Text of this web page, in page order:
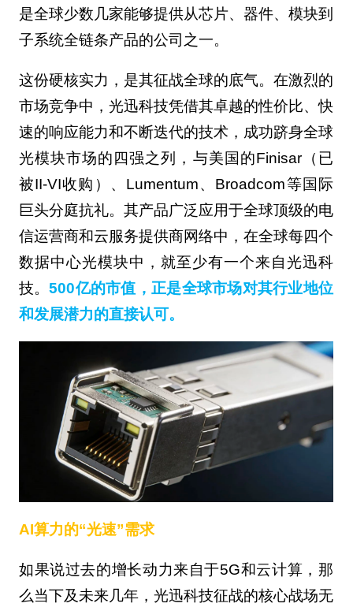
是全球少数几家能够提供从芯片、器件、模块到
子系统全链条产品的公司之一。
这份硬核实力，是其征战全球的底气。在激烈的
市场竞争中，光迅科技凭借其卓越的性价比、快
速的响应能力和不断迭代的技术，成功跻身全球
光模块市场的四强之列，与美国的Finisar（已
被II-VI收购）、Lumentum、Broadcom等国际
巨头分庭抗礼。其产品广泛应用于全球顶级的电
信运营商和云服务提供商网络中，在全球每四个
数据中心光模块中，就至少有一个来自光迅科
技。500亿的市值，正是全球市场对其行业地位
和发展潜力的直接认可。
AI算力的“光速”需求
如果说过去的增长动力来自于5G和云计算，那
么当下及未来几年，光迅科技征战的核心战场无